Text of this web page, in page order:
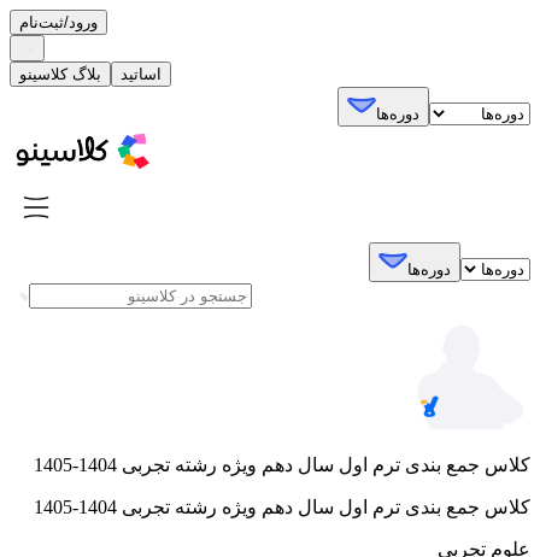
ورود/ثبت‌نام
بلاگ کلاسینو اساتید
دوره‌ها
دوره‌ها
کلاس جمع بندی ترم اول سال دهم ویژه رشته تجربی 1404-1405
کلاس جمع بندی ترم اول سال دهم ویژه رشته تجربی 1404-1405
⁧علوم تجربی⁩